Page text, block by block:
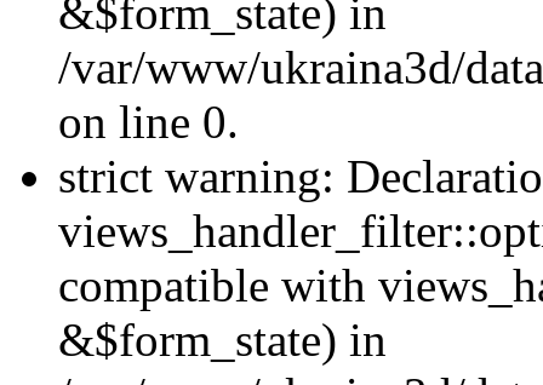
&$form_state) in
/var/www/ukraina3d/
on line 0.
strict warning:
compatible with
&$form_state) in